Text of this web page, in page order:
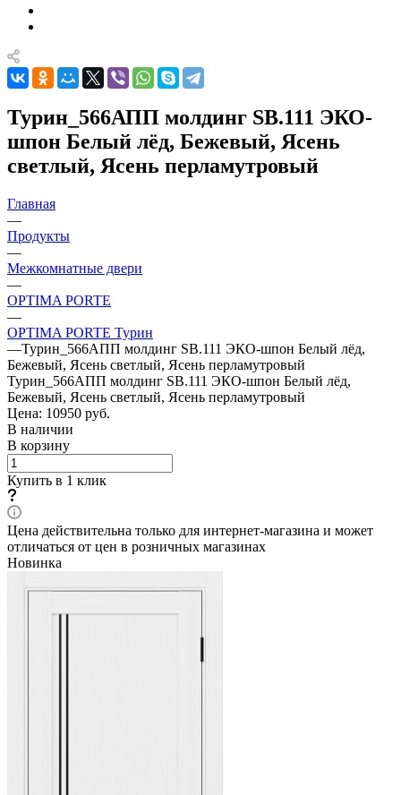
Турин_566АПП молдинг SB.111 ЭКО-
шпон Белый лёд, Бежевый, Ясень
светлый, Ясень перламутровый
Главная
—
Продукты
—
Межкомнатные двери
—
OPTIMA PORTE
—
OPTIMA PORTE Турин
—Турин_566АПП молдинг SB.111 ЭКО-шпон Белый лёд,
Бежевый, Ясень светлый, Ясень перламутровый
Турин_566АПП молдинг SB.111 ЭКО-шпон Белый лёд,
Бежевый, Ясень светлый, Ясень перламутровый
Цена: 10950 руб.
В наличии
В корзину
Купить в 1 клик
Цена действительна только для интернет-магазина и может
отличаться от цен в розничных магазинах
Новинка